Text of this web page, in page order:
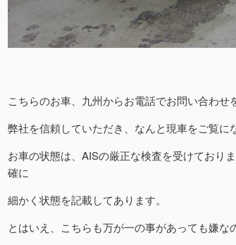
こちらのお車、九州からお電話でお問い合わせ
弊社を信頼していただき、なんと現車をご覧に
お車の状態は、AISの厳正な検査を受けており
確に
細かく状態を記載してあります。
とはいえ、こちらも万が一の事があっても嫌な